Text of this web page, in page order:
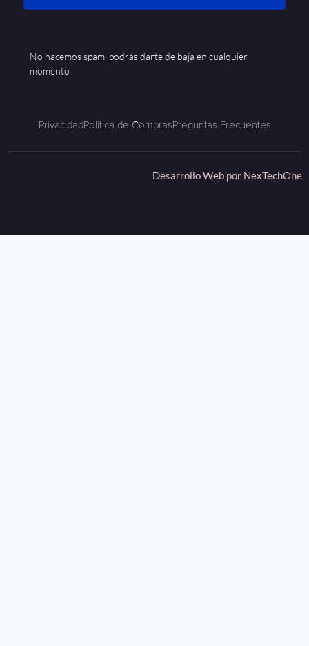
No hacemos spam, podrás darte de baja en cualquier
momento
PrivacidadPolítica de ComprasPreguntas Frecuentes
Desarrollo Web por NexTechOne